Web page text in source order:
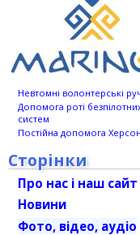
Невтомні волонтерські
Допомога роті
систем
Постійна допомога
Сторінки
Про нас і наш сайт
Новини
Фото, відео, аудіо